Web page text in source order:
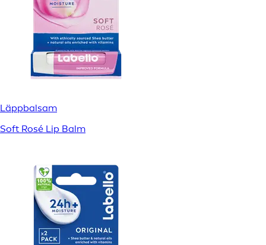
Läppbalsam
Soft Rosé Lip Balm